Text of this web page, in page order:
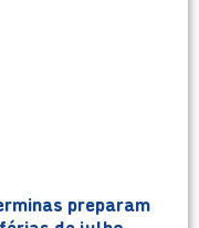
preparam